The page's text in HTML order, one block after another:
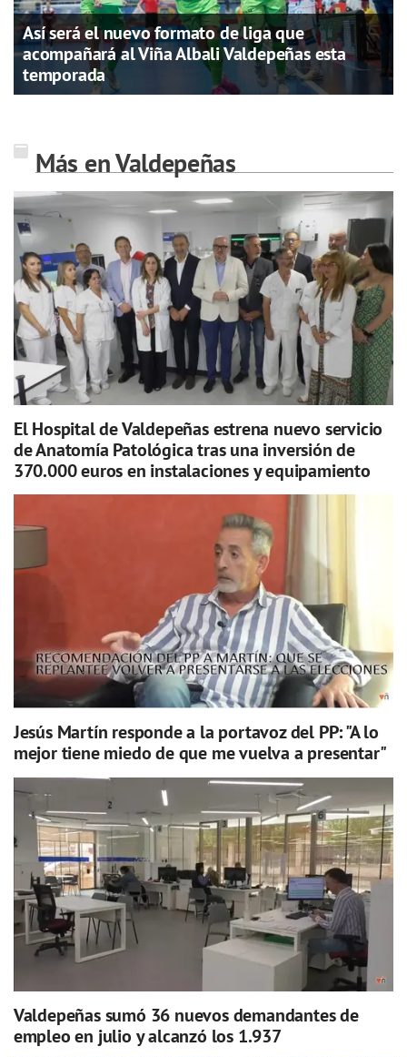
Así será el nuevo formato de liga que
acompañará al Viña Albali Valdepeñas esta
temporada
Más en Valdepeñas
El Hospital de Valdepeñas estrena nuevo servicio
de Anatomía Patológica tras una inversión de
370.000 euros en instalaciones y equipamiento
Jesús Martín responde a la portavoz del PP: "A lo
mejor tiene miedo de que me vuelva a presentar"
Valdepeñas sumó 36 nuevos demandantes de
empleo en julio y alcanzó los 1.937